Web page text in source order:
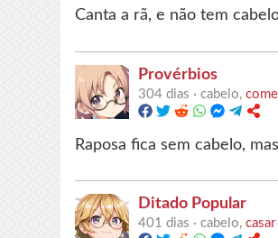
Canta a rã, e não tem
Provérbios
304 dias ·cabelo,
Raposa fica sem cabelo,
Ditado Popular
401 dias ·cabelo,casar